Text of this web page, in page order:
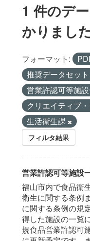
1 件のデ
かりまし
フォーマット:
推奨データセット
営業許認可等施
クリエイティブ
生活衛生課
フィルタ結果
営業許認可等施設
福山市内で食品衛
衛生に関する条例
に関する条例の規
得した施設の一覧
規食品営業許認可